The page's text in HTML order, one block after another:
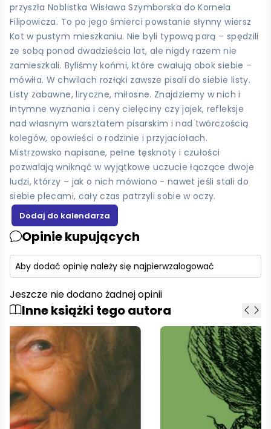
przyszła Noblistka Wisława Szymborska do Kornela
Filipowicza. To po jego śmierci powstanie słynny wiersz
Kot w pustym mieszkaniu. Nie byli typową parą – spędzili
ze sobą ponad dwadzieścia lat, ale nigdy razem nie
zamieszkali. Byliśmy końmi, które cwałują obok siebie –
mówiła. W chwilach rozłąki zawsze pisali do siebie listy.
Listy zabawne, liryczne, miłosne. Znajdziemy w nich i
intymne wyznania i ceny cielęciny czy jajek, refleksje
nad własnym warsztatem pisarskim i nad twórczością
kolegów, opowieści o rodzinie i przyjaciołach.
Mistrzowsko napisane, pełne tęsknoty i czułości
pozwalają wniknąć w wyjątkowe uczucie łączące dwoje
ludzi, którzy – jak o nich mówiono - nawet jeśli stali do
siebie plecami, cały czas patrzyli sobie w oczy.
Opinie kupujących
Aby dodać opinię należy się najpierwzalogować
Jeszcze nie dodano żadnej opinii
Inne książki tego autora